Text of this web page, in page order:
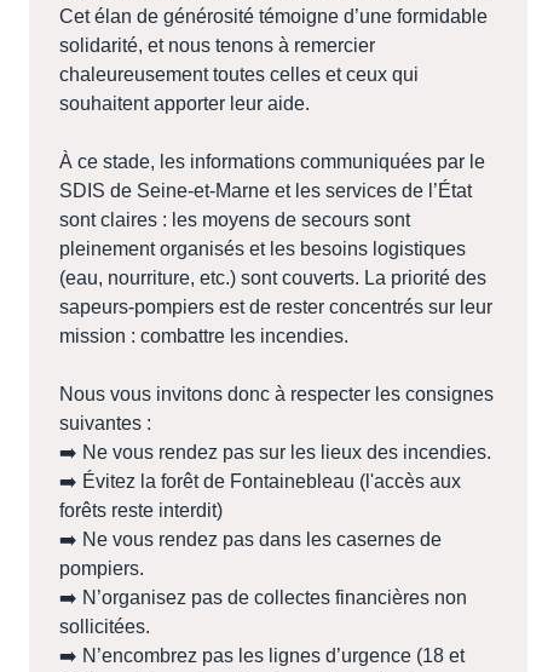
Cet élan de générosité témoigne d’une formidable
solidarité, et nous tenons à remercier
chaleureusement toutes celles et ceux qui
souhaitent apporter leur aide.
À ce stade, les informations communiquées par le
SDIS de Seine-et-Marne et les services de l’État
sont claires : les moyens de secours sont
pleinement organisés et les besoins logistiques
(eau, nourriture, etc.) sont couverts. La priorité des
sapeurs-pompiers est de rester concentrés sur leur
mission : combattre les incendies.
Nous vous invitons donc à respecter les consignes
suivantes :
➡️ Ne vous rendez pas sur les lieux des incendies.
➡️ Évitez la forêt de Fontainebleau (l'accès aux
forêts reste interdit)
➡️ Ne vous rendez pas dans les casernes de
pompiers.
➡️ N’organisez pas de collectes financières non
sollicitées.
➡️ N’encombrez pas les lignes d’urgence (18 et